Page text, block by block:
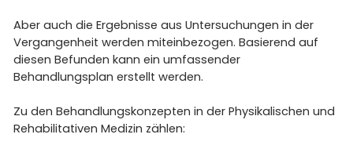
Aber auch die Ergebnisse aus Untersuchungen in der
Vergangenheit werden miteinbezogen. Basierend auf
diesen Befunden kann ein umfassender
Behandlungsplan erstellt werden.
Zu den Behandlungskonzepten in der Physikalischen und
Rehabilitativen Medizin zählen: